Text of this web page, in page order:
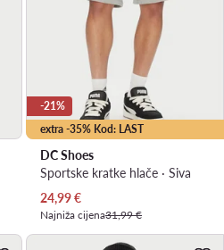
extra -35% Kod: LAST
-21%
DC Shoes
Sportske kratke hlače · Siva
Trenutna cijena
24,99€
Najniža cijena31,99 €